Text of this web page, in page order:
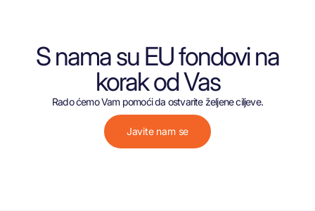
S nama su EU fondovi na
korak od Vas
Rado ćemo Vam pomoći da ostvarite željene ciljeve.
Javite nam se